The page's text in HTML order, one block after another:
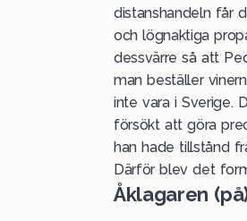
distanshandeln får
och lögnaktiga
dessvärre så att
man beställer
inte vara i Sverige.
försökt att göra
han hade tillstånd
Därför blev det
Åklagaren